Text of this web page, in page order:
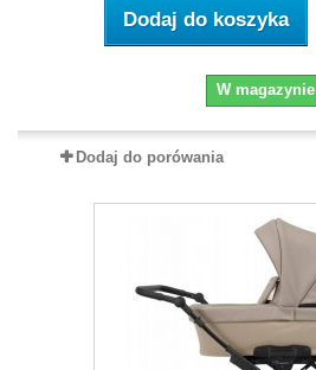
Dodaj do koszyka
W magazynie
Dodaj do porówania